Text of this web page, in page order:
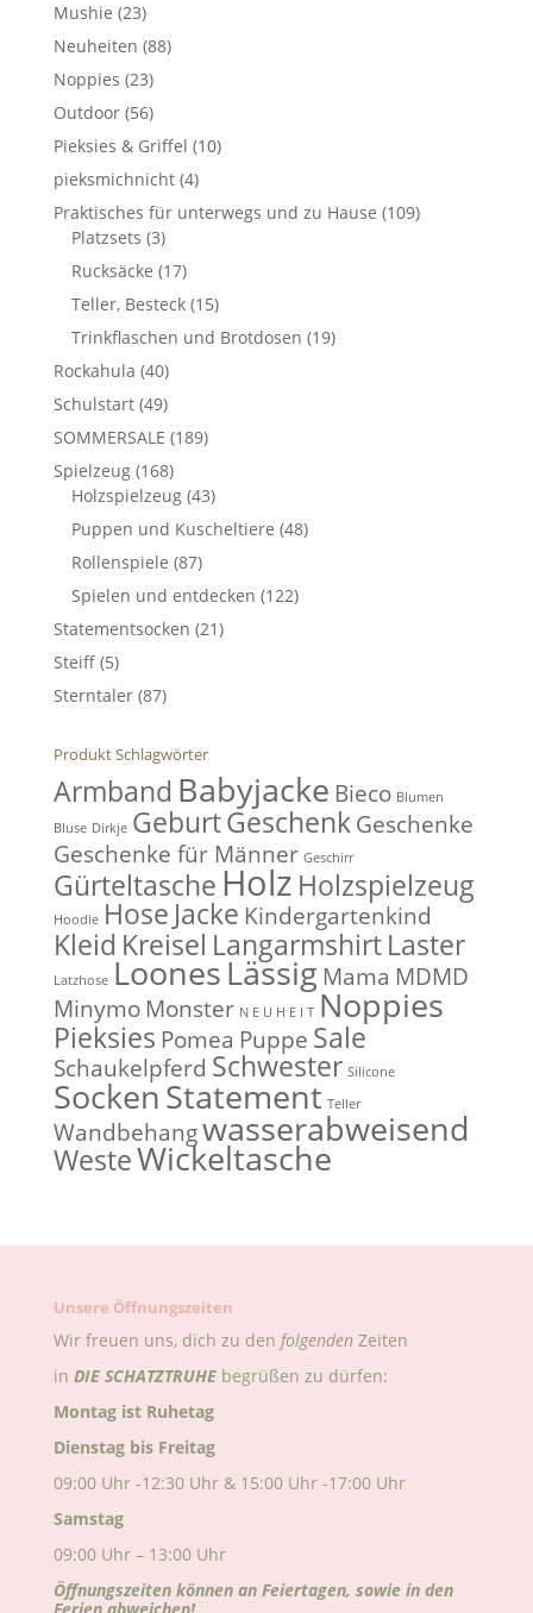
Mushie (23)
Neuheiten (88)
Noppies (23)
Outdoor (56)
Pieksies & Griffel (10)
pieksmichnicht (4)
Praktisches für unterwegs und zu Hause (109)
Platzsets (3)
Rucksäcke (17)
Teller, Besteck (15)
Trinkflaschen und Brotdosen (19)
Rockahula (40)
Schulstart (49)
SOMMERSALE (189)
Spielzeug (168)
Holzspielzeug (43)
Puppen und Kuscheltiere (48)
Rollenspiele (87)
Spielen und entdecken (122)
Statementsocken (21)
Steiff (5)
Sterntaler (87)
Produkt Schlagwörter
Armband Babyjacke Bieco Blumen
Bluse Dirkje GeburtGeschenk Geschenke
Geschenke für Männer Geschirr
Gürteltasche Holz Holzspielzeug
Hoodie Hose Jacke Kindergartenkind
Kleid Kreisel LangarmshirtLaster
Latzhose LoonesLässig Mama MDMD
Minymo Monster N E U H E I T Noppies
Pieksies Pomea Puppe Sale
Schaukelpferd Schwester Silicone
SockenStatement Teller
Wandbehangwasserabweisend
WesteWickeltasche
Unsere Öffnungszeiten
Wir freuen uns, dich zu den folgenden Zeiten
in DIE SCHATZTRUHEbegrüßen zu dürfen:
Montag ist Ruhetag
Dienstag bis Freitag
09:00 Uhr -12:30 Uhr & 15:00 Uhr -17:00 Uhr
Samstag
09:00 Uhr – 13:00 Uhr
Öffnungszeiten können an Feiertagen, sowie in den